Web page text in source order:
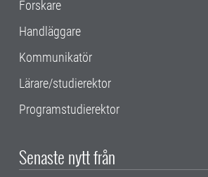
Forskare
Handläggare
Kommunikatör
Lärare/studierektor
Programstudierektor
Senaste nytt från